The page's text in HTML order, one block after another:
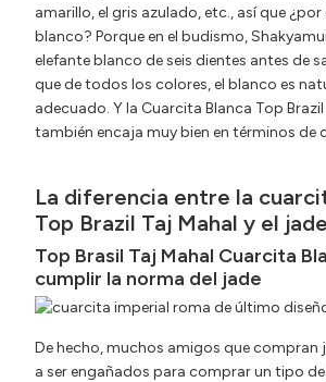
amarillo, el gris azulado, etc., así que ¿por
blanco? Porque en el budismo,
elefante blanco de seis dientes antes de
que de todos los colores, el blanco es
adecuado. Y la Cuarcita Blanca Top Brazil
también encaja muy bien en términos de
La diferencia entre la
Top Brazil Taj Mahal y el
Top Brasil Taj Mahal Cuarcita
cumplir la norma del jade
De hecho, muchos amigos que compran
a ser engañados para comprar un tipo